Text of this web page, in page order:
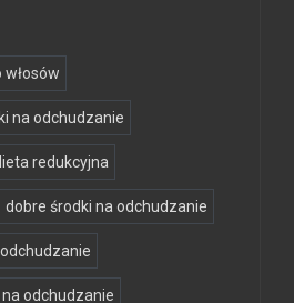
na odchudzanie
redukcyjna
dobre środki na odchudzanie
odchudzanie